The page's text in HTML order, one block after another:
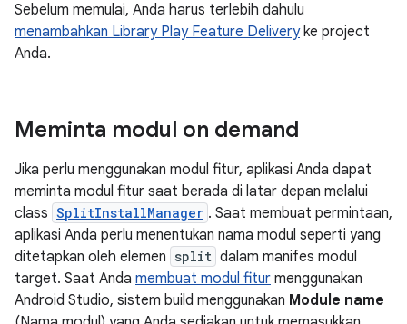
Sebelum memulai, Anda harus terlebih dahulu
menambahkan Library Play Feature Deliveryke project
Anda.
Meminta modul on demand
Jika perlu menggunakan modul fitur, aplikasi Anda dapat
meminta modul fitur saat berada di latar depan melalui
class SplitInstallManager . Saat membuat permintaan,
aplikasi Anda perlu menentukan nama modul seperti yang
ditetapkan oleh elemen split dalam manifes modul
target. Saat Anda membuat modul fitur menggunakan
Android Studio, sistem build menggunakan Module name